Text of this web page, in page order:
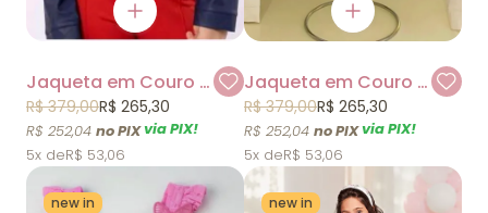
Jaqueta em Couro Azul Marinho Um Mais Um
R$ 252,04 via PIX!
R$ 379,00R$ 265,30
5x R$ 53,06
Jaqueta em Couro Off White Um Mais Um
R$ 252,04 via PIX!
R$ 379,00R$ 265,30
5x R$ 53,06
new in new in